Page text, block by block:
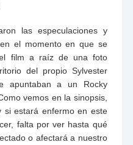
las especulaciones y
el momento en que se
film a raíz de una foto
del propio Sylvester
apuntaban a un Rocky
vemos en la sinopsis,
si estará enfermo en este
falta por ver hasta qué
o afectará a nuestro